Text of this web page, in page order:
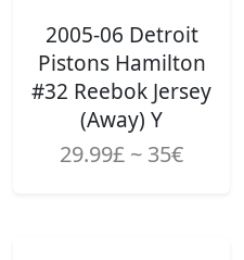
2005-06 Detroit
Pistons Hamilton
#32 Reebok Jersey
(Away) Y
29.99£ ~ 35€